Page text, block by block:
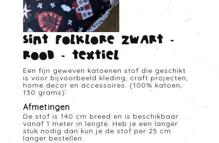
Sint folklore zwart -
rood - Textiel
Een fijn geweven katoenen stof die geschikt
is voor bijvoorbeeld kleding, craft projecten,
home decor en accessoires. (100% katoen,
130 grams)
Afmetingen
De stof is 140 cm breed en is beschikbaar
vanaf 1 meter in lengte. Heb je een langer
stuk nodig dan kun je de stof per 25 cm
langer bestellen.